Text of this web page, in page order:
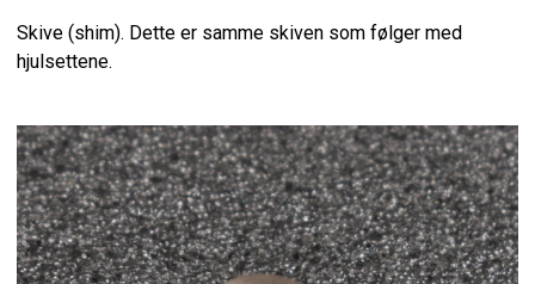
Skive (shim). Dette er samme skiven som følger med
hjulsettene.